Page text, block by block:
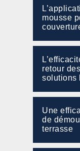
mousse
retour
solutions
Une
de
terrasse